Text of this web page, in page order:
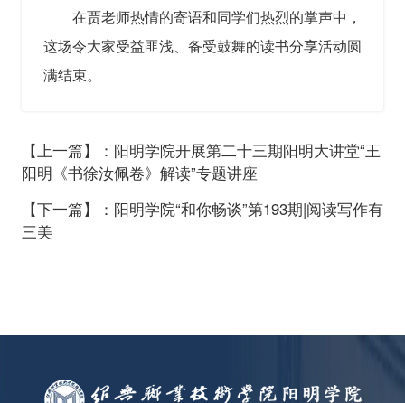
在贾老师热情的寄语和同学们热烈的掌声中，
这场令大家受益匪浅、备受鼓舞的读书分享活动圆
满结束。
【上一篇】：阳明学院开展第二十三期阳明大讲堂“王
阳明《书徐汝佩卷》解读”专题讲座
【下一篇】：阳明学院“和你畅谈”第193期|阅读写作有
三美